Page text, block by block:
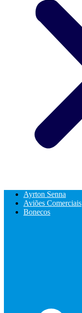
Ayrton Senna
Aviões Comerciais
Bonecos